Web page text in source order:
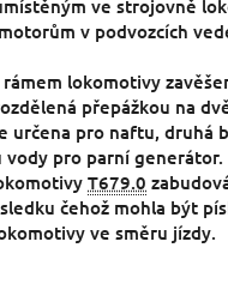
ve strojovně
v podvozcích
lokomotivy
přepážkou na
určena pro naftu, druhá
pro parní generátor.
T679.0
čehož mohla být
ve směru jízdy.